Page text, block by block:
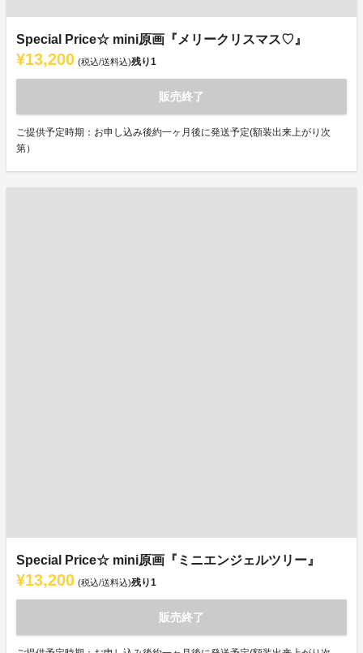
Special Price☆ mini原画『メリークリスマス♡』
¥13,200 (税込/送料込)残り1
販売終了
ご提供予定時期：お申し込み後約一ヶ月後に発送予定(額装出来上がり次
第）
Special Price☆ mini原画『ミニエンジェルツリー』
¥13,200 (税込/送料込)残り1
販売終了